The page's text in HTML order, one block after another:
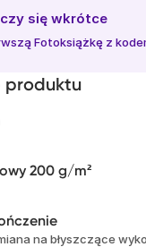
się wkrótce
Fotoksiążkę z
produktu
200 g/m²
na błyszczące